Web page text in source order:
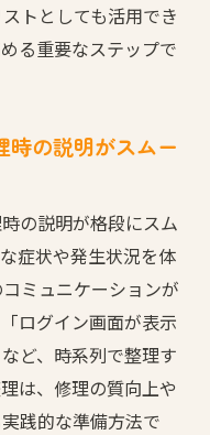
トとしても活用でき
る重要なステップで
時の説明がスムー
の説明が格段にスム
症状や発生状況を体
ミュニケーションが
ログイン画面が表示
ど、時系列で整理す
は、修理の質向上や
践的な準備方法で